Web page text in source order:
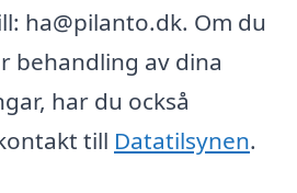
ha@pilanto.dk. Om du
behandling av dina
har du också
till Datatilsynen.